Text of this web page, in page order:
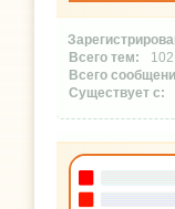
102